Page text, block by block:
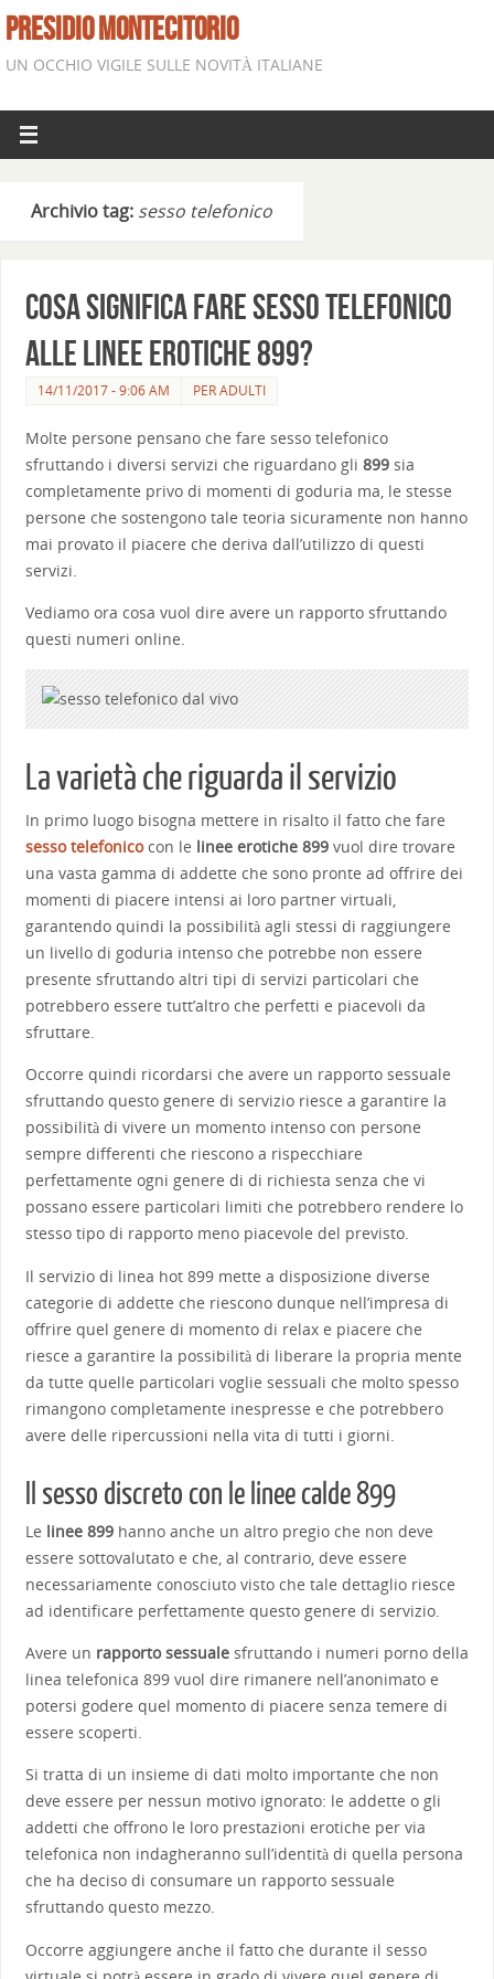
PRESIDIO MONTECITORIO
UN OCCHIO VIGILE SULLE NOVITÀ ITALIANE
Archivio tag: sesso telefonico
Cosa significa fare sesso telefonico
alle linee erotiche 899?
14/11/2017 - 9:06 AM PER ADULTI
Molte persone pensano che fare sesso telefonico
sfruttando i diversi servizi che riguardano gli 899sia
completamente privo di momenti di goduria ma, le stesse
persone che sostengono tale teoria sicuramente non hanno
mai provato il piacere che deriva dall’utilizzo di questi
servizi.
Vediamo ora cosa vuol dire avere un rapporto sfruttando
questi numeri online.
La varietà che riguarda il servizio
In primo luogo bisogna mettere in risalto il fatto che fare
sesso telefonicocon le linee erotiche 899vuol dire trovare
una vasta gamma di addette che sono pronte ad offrire dei
momenti di piacere intensi ai loro partner virtuali,
garantendo quindi la possibilità agli stessi di raggiungere
un livello di goduria intenso che potrebbe non essere
presente sfruttando altri tipi di servizi particolari che
potrebbero essere tutt’altro che perfetti e piacevoli da
sfruttare.
Occorre quindi ricordarsi che avere un rapporto sessuale
sfruttando questo genere di servizio riesce a garantire la
possibilità di vivere un momento intenso con persone
sempre differenti che riescono a rispecchiare
perfettamente ogni genere di di richiesta senza che vi
possano essere particolari limiti che potrebbero rendere lo
stesso tipo di rapporto meno piacevole del previsto.
Il servizio di linea hot 899 mette a disposizione diverse
categorie di addette che riescono dunque nell’impresa di
offrire quel genere di momento di relax e piacere che
riesce a garantire la possibilità di liberare la propria mente
da tutte quelle particolari voglie sessuali che molto spesso
rimangono completamente inespresse e che potrebbero
avere delle ripercussioni nella vita di tutti i giorni.
Il sesso discreto con le linee calde 899
Le linee 899hanno anche un altro pregio che non deve
essere sottovalutato e che, al contrario, deve essere
necessariamente conosciuto visto che tale dettaglio riesce
ad identificare perfettamente questo genere di servizio.
Avere un rapporto sessualesfruttando i numeri porno della
linea telefonica 899 vuol dire rimanere nell’anonimato e
potersi godere quel momento di piacere senza temere di
essere scoperti.
Si tratta di un insieme di dati molto importante che non
deve essere per nessun motivo ignorato: le addette o gli
addetti che offrono le loro prestazioni erotiche per via
telefonica non indagheranno sull’identità di quella persona
che ha deciso di consumare un rapporto sessuale
sfruttando questo mezzo.
Occorre aggiungere anche il fatto che durante il sesso